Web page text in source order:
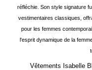
réfléchie. Son style signature
vestimentaires classiques,
pour les femmes
l'esprit dynamique de la
Vêtements Isabelle